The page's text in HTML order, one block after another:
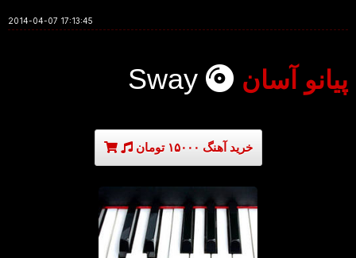
2014-04-07 17:13:45
Sway پیانو آسان
خرید آهنگ ۱۵۰۰۰ تومان